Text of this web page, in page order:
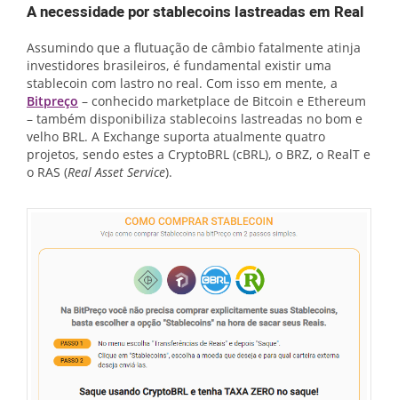
A necessidade por stablecoins lastreadas em Real
Assumindo que a flutuação de câmbio fatalmente atinja
investidores brasileiros, é fundamental existir uma
stablecoin com lastro no real. Com isso em mente, a
Bitpreço – conhecido marketplace de Bitcoin e Ethereum
– também disponibiliza stablecoins lastreadas no bom e
velho BRL. A Exchange suporta atualmente quatro
projetos, sendo estes a CryptoBRL (cBRL), o BRZ, o RealT e
o RAS (Real Asset Service).